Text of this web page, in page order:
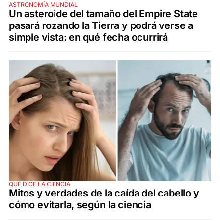
ASTRONOMÍA MUNDIAL
Un asteroide del tamaño del Empire State
pasará rozando la Tierra y podrá verse a
simple vista: en qué fecha ocurrirá
QUÉ DICE LA CIENCIA
Mitos y verdades de la caída del cabello y
cómo evitarla, según la ciencia